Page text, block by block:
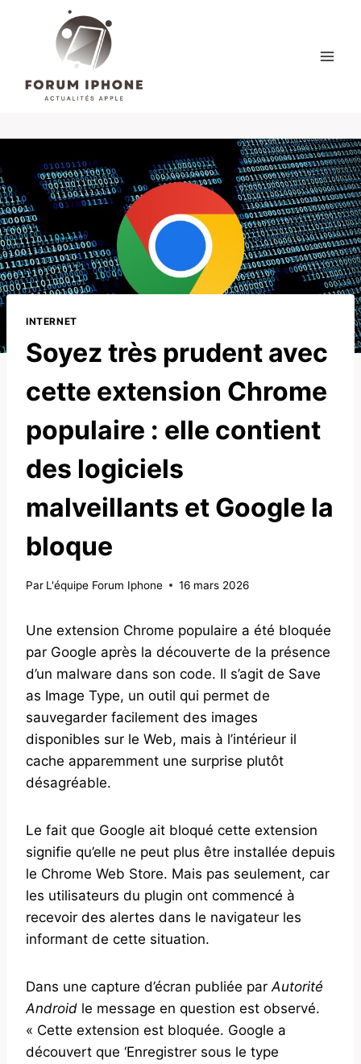
INTERNET
Soyez très prudent avec
cette extension Chrome
populaire : elle contient
des logiciels
malveillants et Google la
bloque
Par L'équipe Forum Iphone 16 mars 2026
Une extension Chrome populaire a été bloquée
par Google après la découverte de la présence
d’un malware dans son code. Il s’agit de Save
as Image Type, un outil qui permet de
sauvegarder facilement des images
disponibles sur le Web, mais à l’intérieur il
cache apparemment une surprise plutôt
désagréable.
Le fait que Google ait bloqué cette extension
signifie qu’elle ne peut plus être installée depuis
le Chrome Web Store. Mais pas seulement, car
les utilisateurs du plugin ont commencé à
recevoir des alertes dans le navigateur les
informant de cette situation.
Dans une capture d’écran publiée par Autorité
Android le message en question est observé.
« Cette extension est bloquée. Google a
découvert que ‘Enregistrer sous le type